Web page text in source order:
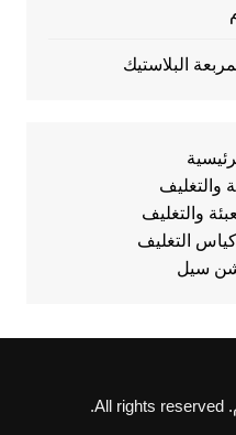
البلاستيك
والتغليف
والتغليف
التغليف
سيل